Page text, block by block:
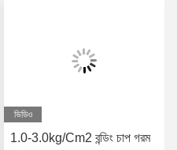
ভিডিও
1.0-3.0kg/Cm2 বন্ডিং চাপ গরম